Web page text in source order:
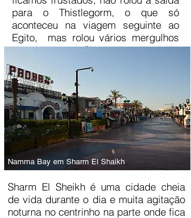
para o Thistlegorm, o que só
aconteceu na viagem seguinte ao
Egito, mas rolou vários mergulhos
bem legais em Sharm.um parágrafo.
Clique aqui para adicionar e editar
seu próprio texto. É fácil.a
Rua de Sharm El Shaikh e seus bares
Namma Bay em Sharm El Shaikh
Sharm El Sheikh é uma cidade cheia
de vida durante o dia e muita agitação
noturna no centrinho na parte onde fica